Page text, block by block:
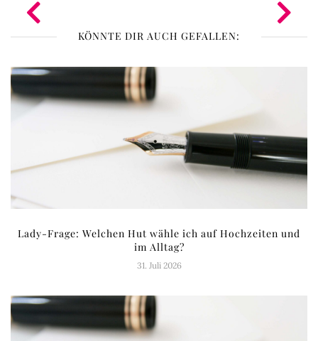
KÖNNTE DIR AUCH GEFALLEN:
Lady-Frage: Welchen Hut wähle ich auf Hochzeiten und
im Alltag?
31. Juli 2026